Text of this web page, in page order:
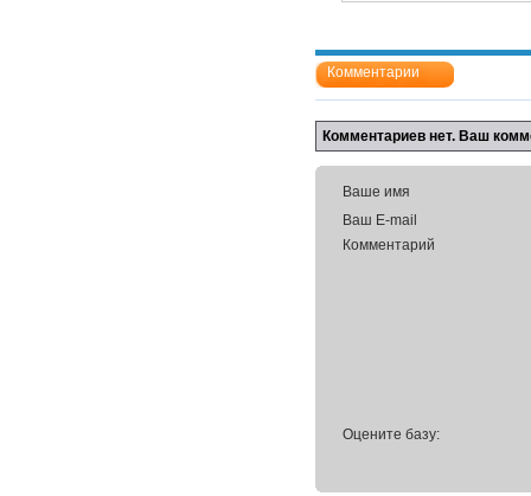
Комментарии
Комментариев нет. Ваш
Ваше имя
Ваш E-mail
Комментарий
Оцените базу: